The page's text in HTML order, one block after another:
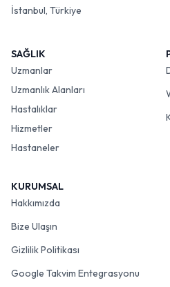
İstanbul, Türkiye
SAĞLIK
Uzmanlar
Uzmanlık Alanları
Hastalıklar
Hizmetler
Hastaneler
KURUMSAL
Hakkımızda
Bize Ulaşın
Gizlilik Politikası
Google Takvim Entegrasyonu